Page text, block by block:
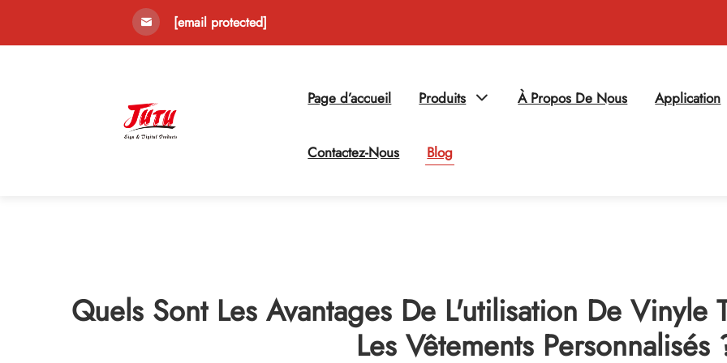
[email protected]
Page d’accueil Produits À Propos De Nous Application
Contactez-Nous Blog
Quels Sont Les Avantages De L'utilisation De Vinyle
Les Vêtements Personnalisés